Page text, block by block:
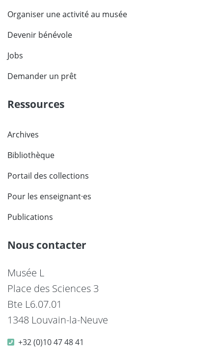
Organiser une activité au musée
Devenir bénévole
Jobs
Demander un prêt
Ressources
Archives
Bibliothèque
Portail des collections
Pour les enseignant·es
Publications
Nous contacter
Musée L
Place des Sciences 3
Bte L6.07.01
1348 Louvain-la-Neuve
+32 (0)10 47 48 41